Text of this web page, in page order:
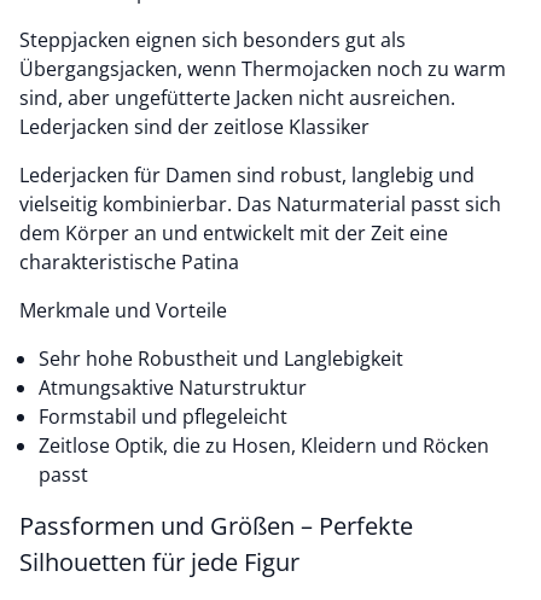
Steppjacken eignen sich besonders gut als
Übergangsjacken, wenn Thermojacken noch zu warm
sind, aber ungefütterte Jacken nicht ausreichen.
Lederjacken sind der zeitlose Klassiker
Lederjacken für Damen sind robust, langlebig und
vielseitig kombinierbar. Das Naturmaterial passt sich
dem Körper an und entwickelt mit der Zeit eine
charakteristische Patina
Merkmale und Vorteile
Sehr hohe Robustheit und Langlebigkeit
Atmungsaktive Naturstruktur
Formstabil und pflegeleicht
Zeitlose Optik, die zu Hosen, Kleidern und Röcken
passt
Passformen und Größen – Perfekte
Silhouetten für jede Figur